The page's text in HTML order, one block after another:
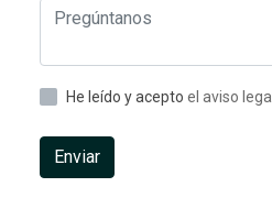
He leído y acepto el aviso legal
Enviar